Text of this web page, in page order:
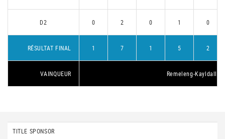
D2 0 2 0 1 0
RÉSULTAT FINAL 1 7 1 5 2
VAINQUEUR Remeleng-Kayldall 2
TITLE SPONSOR